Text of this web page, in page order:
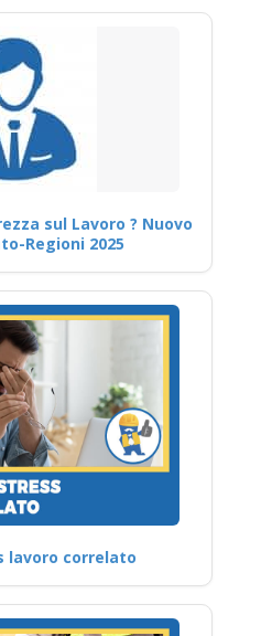
sul Lavoro ? Nuovo
Regioni 2025
lavoro correlato